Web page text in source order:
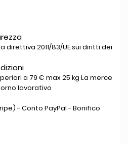
direttiva 2011/83/UE sui diritti dei
a 79 € max 25 kg La merce
lavorativo
- Conto PayPal - Bonifico